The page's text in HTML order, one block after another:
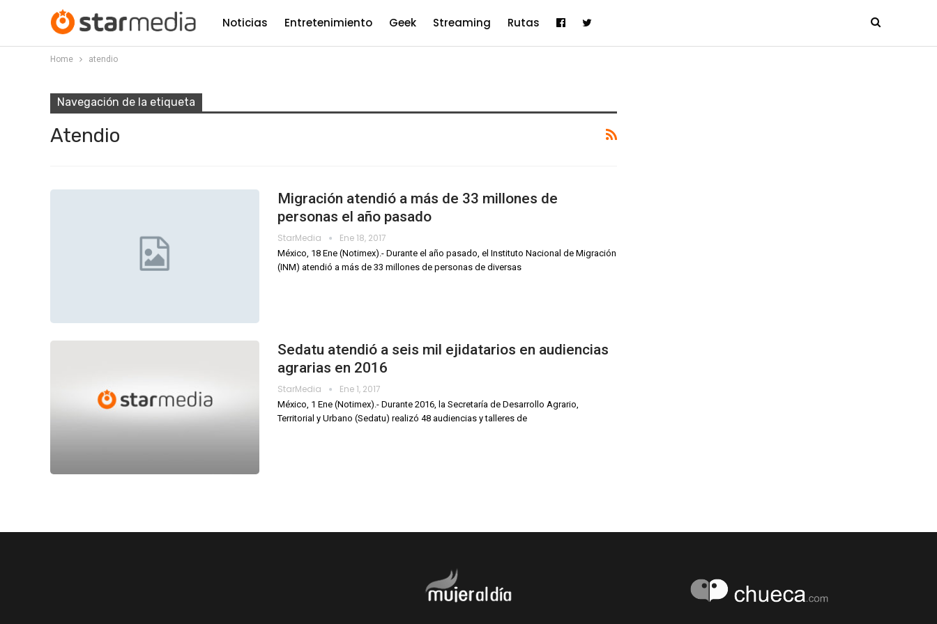
Noticias Entretenimiento Geek Streaming Rutas
Home atendio
Navegación de la etiqueta
Atendio
Migración atendió a más de 33 millones de
personas el año pasado
StarMedia Ene 18, 2017
México, 18 Ene (Notimex).- Durante el año pasado, el Instituto Nacional de Migración
(INM) atendió a más de 33 millones de personas de diversas
Sedatu atendió a seis mil ejidatarios en audiencias
agrarias en 2016
StarMedia Ene 1, 2017
México, 1 Ene (Notimex).- Durante 2016, la Secretaría de Desarrollo Agrario,
Territorial y Urbano (Sedatu) realizó 48 audiencias y talleres de